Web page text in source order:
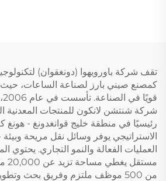
تقف شركة باورويهوا (دونغقوان)
كمصنع صيني بارز لصناعة الساعات، حيث
شركة شنتشن لانكون للمنتجات المعدنية
رئيسيًا في منطقة خليج قوانغدونغ - هونغ
الاستراتيجي يوفر وسائل نقل مريحة
العمليات الفعالة والنمو التجاري. يحتوي
من 500 موظف ملتزم وفريق بحث